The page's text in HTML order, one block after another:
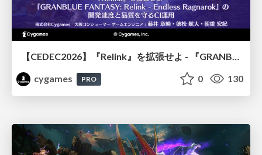
【CEDEC2026】『Relink』を拡張せよ - 『GRANBLUE FANTASY: Relink - Endless Ragnarok』の開発速度と品質を守るCI運用
cygames
PRO 0 130